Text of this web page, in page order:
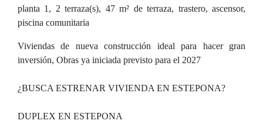
planta 1, 2 terraza(s), 47 m² de terraza, trastero, ascensor,
piscina comunitaria
Viviendas de nueva construcción ideal para hacer gran
inversión, Obras ya iniciada previsto para el 2027
¿BUSCA ESTRENAR VIVIENDA EN ESTEPONA?
DUPLEX EN ESTEPONA